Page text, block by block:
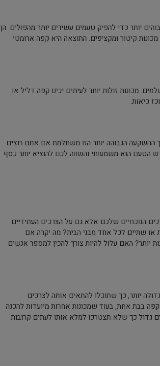
יותר כדי להפיק טעמים עשירים יותר מהפולים. הן
קיטור ומקציפים. התוצאה היא קפה ארומטי
מכונות זולות יותר לעיתים יכינו קפה דליל או
כיאות.
ההשקעה הגבוהה יותר הזו משתלמת אם אתם רוצים
הטעם הוא משמעותי והשווה לכם להוציא יותר כסף
הנוכחיים שלכם אלא גם על הצרכים העתידיים
או שתיים לכל אחד מבני הבית? מה יקרה אם
האם עלול להיות צורך להכין למספר אנשים
יותר, כך שתוכלו להתאים אותה לצרכים
קפה בבת אחת, בעוד שמכונות אחרות מיועדות להכנה
מים גדול כך שלא תצטרכו למלא אותו לעתים קרובות